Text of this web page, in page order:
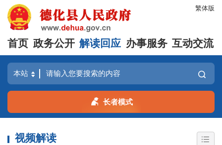
繁体版
首页 政务公开 解读回应 办事服务 互动交流
长者模式
视频解读